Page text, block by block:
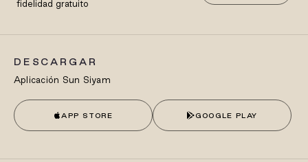
fidelidad gratuito
DESCARGAR
Aplicación Sun Siyam
APP STORE GOOGLE PLAY